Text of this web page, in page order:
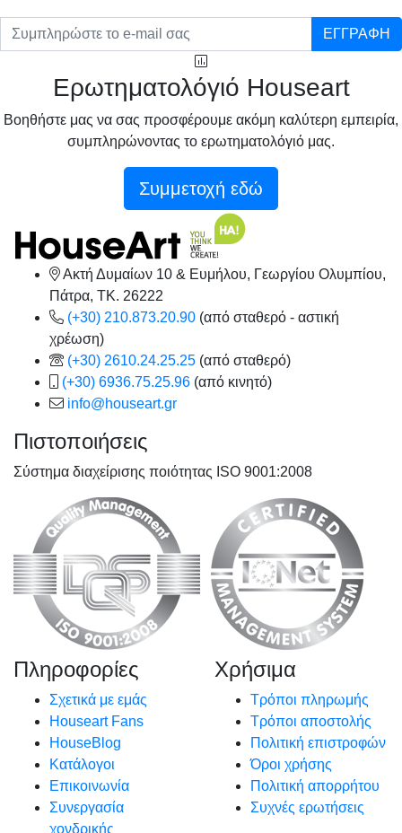
ΕΓΓΡΑΦΗ
Ερωτηματολόγιό Houseart
Βοηθήστε μας να σας προσφέρουμε ακόμη καλύτερη εμπειρία,
συμπληρώνοντας το ερωτηματολόγιό μας.
Συμμετοχή εδώ
Ακτή Δυμαίων 10 & Ευμήλου, Γεωργίου Ολυμπίου,
Πάτρα, TK. 26222
(+30) 210.873.20.90 (από σταθερό - αστική
χρέωση)
(+30) 2610.24.25.25 (από σταθερό)
(+30) 6936.75.25.96 (από κινητό)
info@houseart.gr
Πιστοποιήσεις
Σύστημα διαχείρισης ποιότητας ISO 9001:2008
Πληροφορίες
Σχετικά με εμάς
Houseart Fans
HouseBlog
Κατάλογοι
Επικοινωνία
Συνεργασία
χονδρικής
Χρήσιμα
Τρόποι πληρωμής
Τρόποι αποστολής
Πολιτική επιστροφών
Όροι χρήσης
Πολιτική απορρήτου
Συχνές ερωτήσεις